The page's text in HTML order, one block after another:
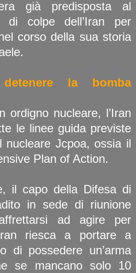
già predisposta al
di colpe dell’Iran per
corso della sua storia
la bomba
ordigno nucleare, l’Iran
le linee guida previste
nucleare Jcpoa, ossia il
Plan of Action.
il capo della Difesa di
in sede di riunione
ad agire per
riesca a portare a
di possedere un’arma
se mancano solo 10